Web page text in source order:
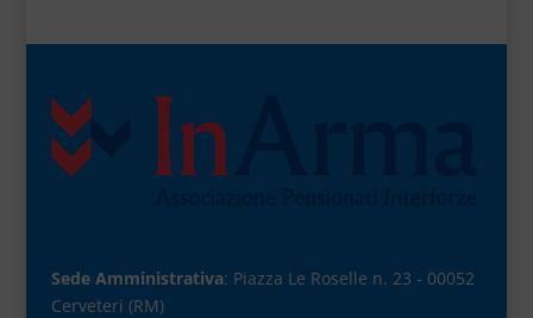
Sede Amministrativa: Piazza Le Roselle n. 23 - 00052
Cerveteri (RM)